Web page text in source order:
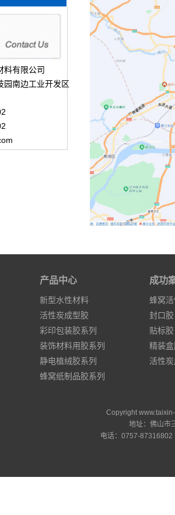
料有限公司
园南边工业开发区
产品中心
新型水性材料
活性炭成型胶
彩印包装胶系列
装饰材料用胶系列
静电植绒胶系列
蜂窝纸制品胶系列
成功
蜂窝
封口胶
贴标胶
精装
活性
Copyright
地址：佛山市
电话：0757-